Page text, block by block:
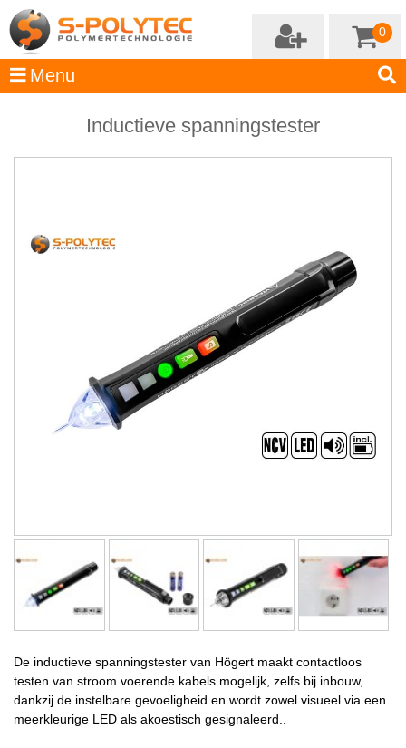
0
Inductieve spanningstester
De inductieve spanningstester van Högert maakt contactloos
testen van stroom voerende kabels mogelijk, zelfs bij inbouw,
dankzij de instelbare gevoeligheid en wordt zowel visueel via een
meerkleurige LED als akoestisch gesignaleerd..